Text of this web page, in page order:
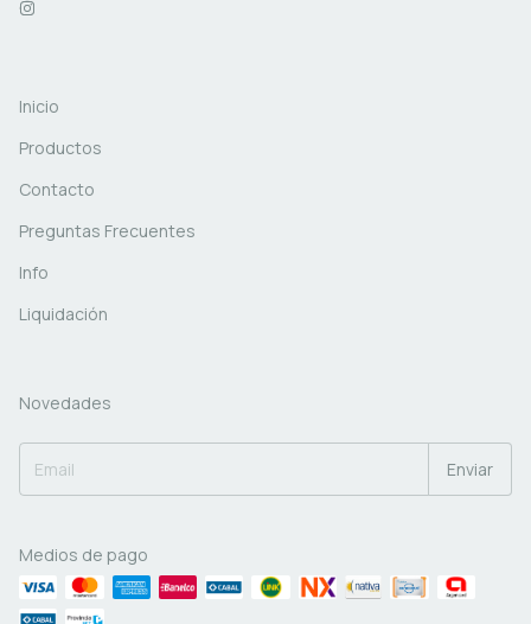
Inicio
Productos
Contacto
Preguntas Frecuentes
Info
Liquidación
Novedades
Medios de pago